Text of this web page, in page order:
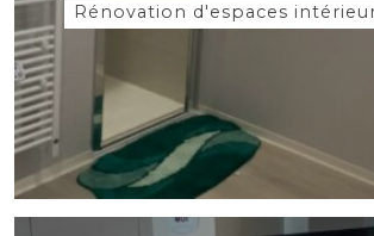
Rénovation d'espaces